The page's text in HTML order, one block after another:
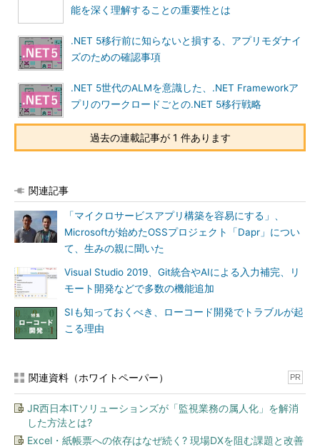
能を深く理解することの重要性とは
.NET 5移行前に知らないと損する、アプリモダナイ
ズのための確認事項
.NET 5世代のALMを意識した、.NET Frameworkア
プリのワークロードごとの.NET 5移行戦略
過去の連載記事が 1 件あります
関連記事
「マイクロサービスアプリ構築を容易にする」、
Microsoftが始めたOSSプロジェクト「Dapr」につい
て、生みの親に聞いた
Visual Studio 2019、Git統合やAIによる入力補完、リ
モート開発などで多数の機能追加
SIも知っておくべき、ローコード開発でトラブルが起
こる理由
関連資料（ホワイトペーパー） PR
JR西日本ITソリューションズが「監視業務の属人化」を解消
した方法とは?
Excel・紙帳票への依存はなぜ続く? 現場DXを阻む課題と改善